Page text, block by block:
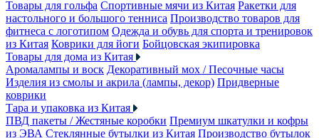
Товары для гольфа Спортивные мячи из Китая Ракетки для
настольного и большого тенниса Производство товаров для
фитнеса с логотипом Одежда и обувь для спорта и тренировок
из Китая Коврики для йоги Бойцовская экипировка
Товары для дома из Китая
Аромалампы и воск Декоративный мох / Песочные часы
Изделия из смолы и акрила (лампы, декор) Придверные
коврики
Тара и упаковка из Китая
ПВД пакеты / Жестяные коробки Премиум шкатулки и кофры
из ЭВА Стеклянные бутылки из Китая Производство бутылок